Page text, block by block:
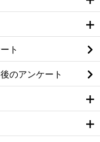
ト
のアンケート